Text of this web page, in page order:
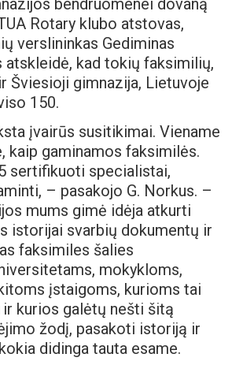
Rotary klubo atstovas,
verslininkas Gediminas
atskleidė, kad tokių faksimilių,
Šviesioji gimnazija, Lietuvoje
150.
įvairūs susitikimai. Viename
kaip gaminamos faksimilės.
sertifikuoti specialistai,
– pasakojo G. Norkus. –
mums gimė idėja atkurti
istorijai svarbių dokumentų ir
faksimiles šalies
mokykloms,
įstaigoms, kurioms tai
kurios galėtų nešti šitą
žodį, pasakoti istoriją ir
didinga tauta esame.